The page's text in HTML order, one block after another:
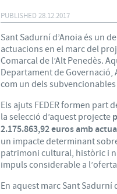
PUBLISHED 28.12.2017
Sant Sadurní d’Anoia és un
actuacions en el marc del
Comarcal de l’Alt Penedès.
Departament de
com un dels subvencionables
Els ajuts FEDER formen part
la selecció d’aquest projecte
2.175.863,92 euros amb
un impacte determinant
patrimoni cultural, històric i
impuls considerable a
En aquest marc Sant Sadurní